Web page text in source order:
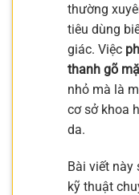
thường
tiêu dùng
giác. Việc
thanh gõ
nhỏ mà là
cơ sở khoa
da.
Bài viết này
kỹ thuật